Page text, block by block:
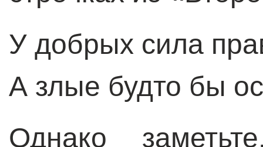
У добрых сила
А злые будто бы
Однако